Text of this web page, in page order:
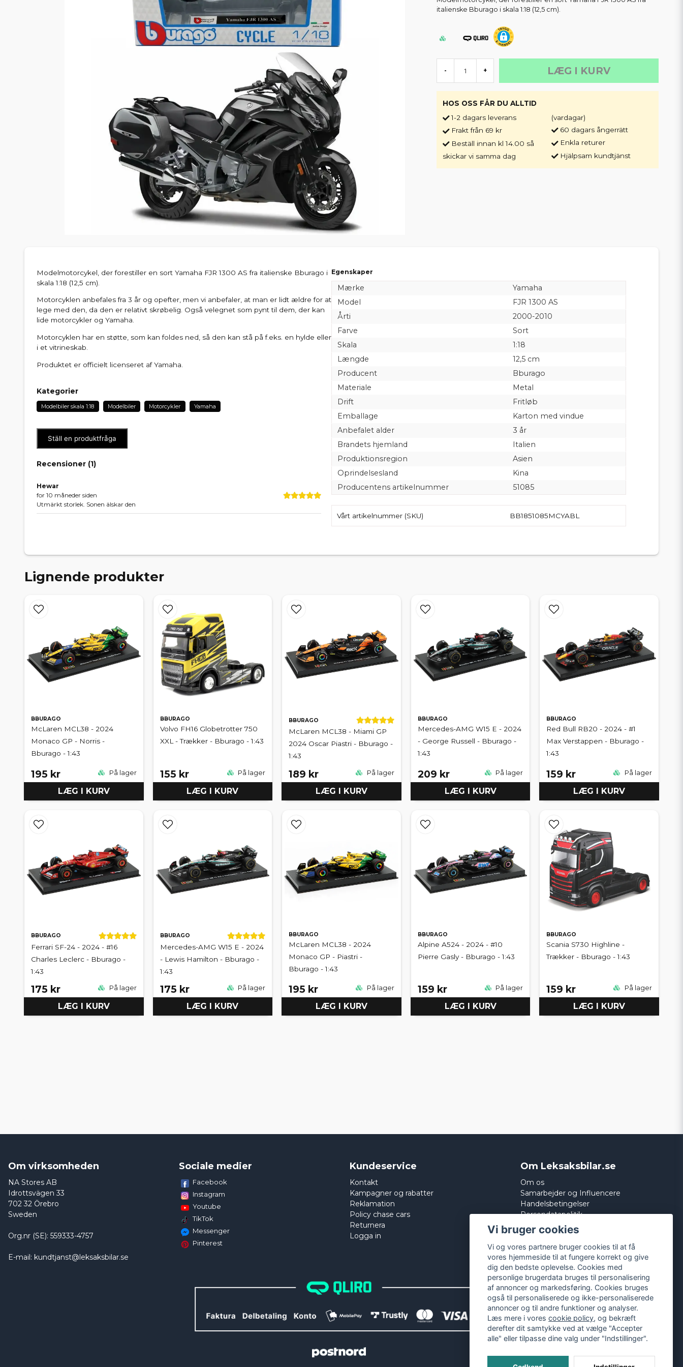
italienske Bburago i skala 1:18 (12,5 cm).
- + LÆG I KURV
HOS OSS FÅR DU ALLTID
1-2 dagars leverans
Frakt från 69 kr
Beställ innan kl 14.00 så
skickar vi samma dag
(vardagar)
60 dagars ångerrätt
Enkla returer
Hjälpsam kundtjänst
Modelmotorcykel, der forestiller en sort Yamaha FJR 1300 AS fra italienske Bburago i
skala 1:18 (12,5 cm).
Motorcyklen anbefales fra 3 år og opefter, men vi anbefaler, at man er lidt ældre for at
lege med den, da den er relativt skrøbelig. Også velegnet som pynt til dem, der kan
lide motorcykler og Yamaha.
Motorcyklen har en støtte, som kan foldes ned, så den kan stå på f.eks. en hylde eller
i et vitrineskab.
Produktet er officielt licenseret af Yamaha.
Kategorier
Modelbiler skala 1:18 Modelbiler Motorcykler Yamaha
Ställ en produktfråga
Recensioner (1)
Hewar
for 10 måneder siden
Utmärkt storlek. Sonen älskar den
Egenskaper
Mærke
Yamaha
Model
FJR 1300 AS
Årti
2000-2010
Farve
Sort
Skala
1:18
Længde
12,5 cm
Producent
Bburago
Materiale
Metal
Drift
Fritløb
Emballage
Karton med vindue
Anbefalet alder
3 år
Brandets hjemland
Italien
Produktionsregion
Asien
Oprindelsesland
Kina
Producentens artikelnummer
51085
Vårt artikelnummer (SKU) BB1851085MCYABL
Lignende produkter
BBURAGO
McLaren MCL38 - 2024
Monaco GP - Norris -
Bburago - 1:43
195 kr På lager
LÆG I KURV
BBURAGO
Volvo FH16 Globetrotter 750
XXL - Trækker - Bburago - 1:43
155 kr På lager
LÆG I KURV
BBURAGO
McLaren MCL38 - Miami GP
2024 Oscar Piastri - Bburago -
1:43
189 kr På lager
LÆG I KURV
BBURAGO
Mercedes-AMG W15 E - 2024
- George Russell - Bburago -
1:43
209 kr På lager
LÆG I KURV
BBURAGO
Red Bull RB20 - 2024 - #1
Max Verstappen - Bburago -
1:43
159 kr På lager
LÆG I KURV
BBURAGO
Ferrari SF-24 - 2024 - #16
Charles Leclerc - Bburago -
1:43
175 kr På lager
LÆG I KURV
BBURAGO
Mercedes-AMG W15 E - 2024
- Lewis Hamilton - Bburago -
1:43
175 kr På lager
LÆG I KURV
BBURAGO
McLaren MCL38 - 2024
Monaco GP - Piastri -
Bburago - 1:43
195 kr På lager
LÆG I KURV
BBURAGO
Alpine A524 - 2024 - #10
Pierre Gasly - Bburago - 1:43
159 kr På lager
LÆG I KURV
BBURAGO
Scania S730 Highline -
Trækker - Bburago - 1:43
159 kr På lager
LÆG I KURV
Om virksomheden
NA Stores AB
Idrottsvägen 33
702 32 Örebro
Sweden
Org.nr (SE): 559333-4757
E-mail: kundtjanst@leksaksbilar.se
Sociale medier
Facebook
Instagram
Youtube
TikTok
Messenger
Pinterest
Kundeservice
Kontakt
Kampagner og rabatter
Reklamation
Policy chase cars
Returnera
Logga in
Om Leksaksbilar.se
Om os
Samarbejder og Influencere
Handelsbetingelser
Persondatapolitik
Cookies
Vi bruger cookies
Vi og vores partnere bruger cookies til at få
vores hjemmeside til at fungere korrekt og give
dig den bedste oplevelse. Cookies med
personlige brugerdata bruges til personalisering
af annoncer og markedsføring. Cookies bruges
også til personaliserede og ikke-personaliserede
annoncer og til andre funktioner og analyser.
Læs mere i vorescookie policy, og bekræft
derefter dit samtykke ved at vælge "Accepter
alle" eller tilpasse dine valg under "Indstillinger".